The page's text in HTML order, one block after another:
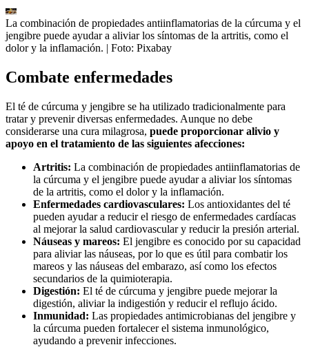
La combinación de propiedades antiinflamatorias de la cúrcuma y el
jengibre puede ayudar a aliviar los síntomas de la artritis, como el
dolor y la inflamación. | Foto: Pixabay
Combate enfermedades
El té de cúrcuma y jengibre se ha utilizado tradicionalmente para
tratar y prevenir diversas enfermedades. Aunque no debe
considerarse una cura milagrosa, puede proporcionar alivio y
apoyo en el tratamiento de las siguientes afecciones:
Artritis: La combinación de propiedades antiinflamatorias de
la cúrcuma y el jengibre puede ayudar a aliviar los síntomas
de la artritis, como el dolor y la inflamación.
Enfermedades cardiovasculares: Los antioxidantes del té
pueden ayudar a reducir el riesgo de enfermedades cardíacas
al mejorar la salud cardiovascular y reducir la presión arterial.
Náuseas y mareos: El jengibre es conocido por su capacidad
para aliviar las náuseas, por lo que es útil para combatir los
mareos y las náuseas del embarazo, así como los efectos
secundarios de la quimioterapia.
Digestión: El té de cúrcuma y jengibre puede mejorar la
digestión, aliviar la indigestión y reducir el reflujo ácido.
Inmunidad: Las propiedades antimicrobianas del jengibre y
la cúrcuma pueden fortalecer el sistema inmunológico,
ayudando a prevenir infecciones.